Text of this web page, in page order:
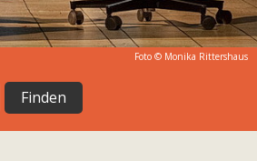
Foto © Monika Rittershaus